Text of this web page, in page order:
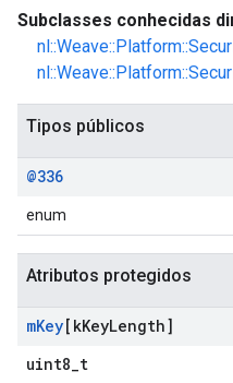
Subclasses conhecidas
Tipos públicos
@336
enum
Atributos protegidos
mKey[kKeyLength]
uint8_t